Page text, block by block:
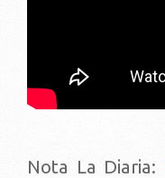
Nota La Diaria: